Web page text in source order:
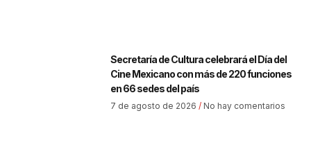
Secretaría de Cultura celebrará el Día del
Cine Mexicano con más de 220 funciones
en 66 sedes del país
7 de agosto de 2026 No hay comentarios